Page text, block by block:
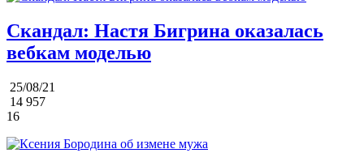
Скандал: Настя Бигрина оказалась
вебкам моделью
25/08/21
14 957
16